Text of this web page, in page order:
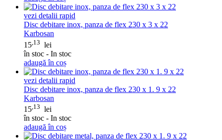
vezi detalii rapid
Disc debitare inox, panza de flex 230 x 3 x 22
Karbosan
15 ,13 lei
în stoc - In stoc
adaugă în coș
vezi detalii rapid
Disc debitare inox, panza de flex 230 x 1. 9 x 22
Karbosan
15 ,13 lei
în stoc - In stoc
adaugă în coș